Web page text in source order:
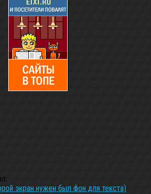
экран нужен был фон для текста)